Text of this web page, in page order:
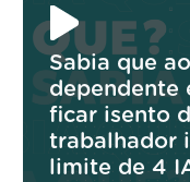
Sabia que
dependente
ficar isento
trabalhador
limite de 4